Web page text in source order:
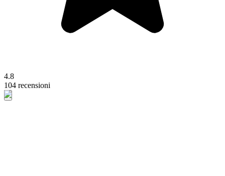
4.8
104 recensioni